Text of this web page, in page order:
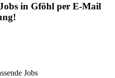
in Gföhl per E-Mail
Jobs